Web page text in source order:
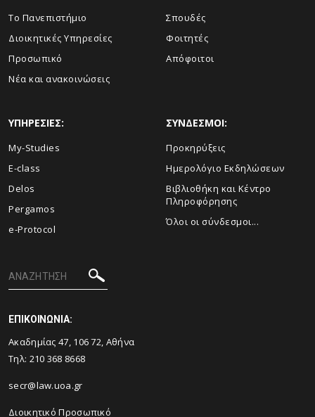
Το Πανεπιστήμιο
Διοικητικές Υπηρεσίες
Προσωπικό
Νέα και ανακοινώσεις
Σπουδές
Φοιτητές
Απόφοιτοι
ΥΠΗΡΕΣΙΕΣ:
My-Studies
E-class
Delos
Pergamos
e-Protocol
ΣΥΝΔΕΣΜΟΙ:
Προκηρύξεις
Ημερολόγιο Εκδηλώσεων
Βιβλιοθήκη και Κέντρο
Πληροφόρησης
Όλοι οι σύνδεσμοι...
ΕΠΙΚΟΙΝΩΝΙΑ:
Ακαδημίας 47, 106 72, Αθήνα
Τηλ: 210 368 8668
secr@law.uoa.gr
Διοικητικό Προσωπικό